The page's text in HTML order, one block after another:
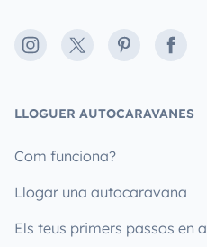
Instagram
X Pinterest
LLOGUER AUTOCARAVANES
Com funciona?
Llogar una autocaravana
Els teus primers passos en